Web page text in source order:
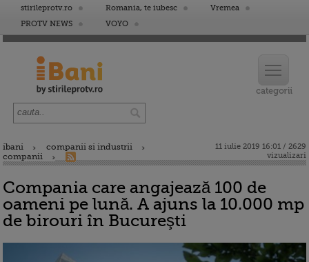
stirileprotv.ro Romania, te iubesc
Vremea
PROTV NEWS
VOYO
ibani
companii si industrii
companii
11 iulie 2019 16:01 / 2629
vizualizari
Compania care angajează 100 de
oameni pe lună. A ajuns la 10.000 mp
de birouri în Bucureşti